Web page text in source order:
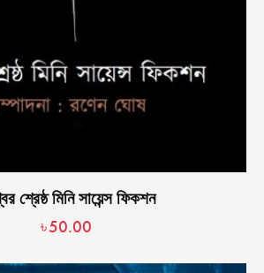
শ্রেষ্ঠ মিনি সায়েন্স ফিকশন
৳50.00